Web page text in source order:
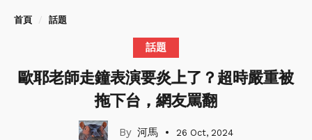
首頁 話題
話題
歐耶老師走鐘表演要炎上了？超時嚴重被
拖下台，網友罵翻
河馬 26 Oct, 2024